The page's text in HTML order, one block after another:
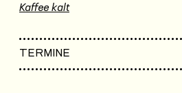
Kaffee kalt
TERMINE